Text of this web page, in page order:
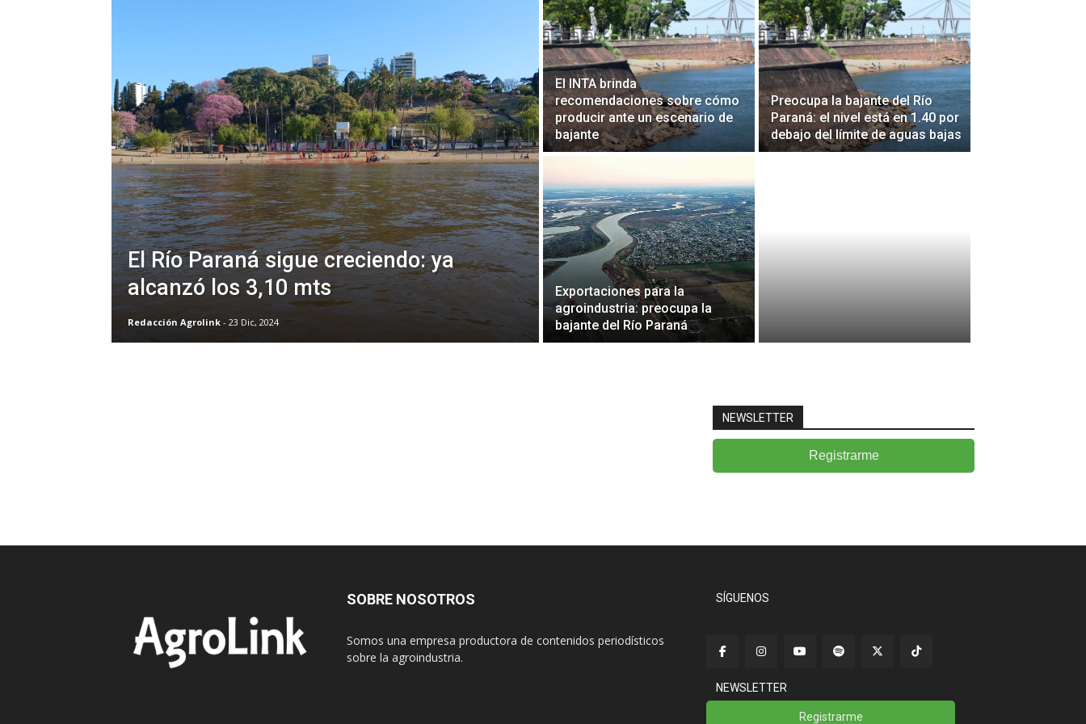
El Río Paraná sigue creciendo: ya
alcanzó los 3,10 mts
Redacción Agrolink - 23 Dic, 2024
El INTA brinda
recomendaciones sobre cómo
producir ante un escenario de
bajante
Preocupa la bajante del Río
Paraná: el nivel está en 1.40 por
debajo del límite de aguas bajas
Exportaciones para la
agroindustria: preocupa la
bajante del Río Paraná
NEWSLETTER
Registrarme
SOBRE NOSOTROS
Somos una empresa productora de contenidos periodísticos
sobre la agroindustria.
SÍGUENOS
NEWSLETTER
Registrarme